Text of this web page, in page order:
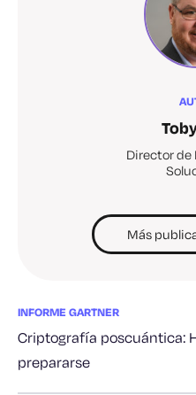
Director de
Más
INFORME GARTNER
Criptografía poscuántica:
prepararse